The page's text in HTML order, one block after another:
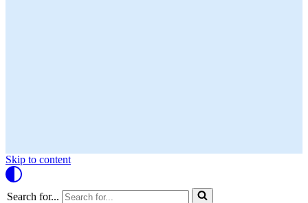
Skip to content
Search for...